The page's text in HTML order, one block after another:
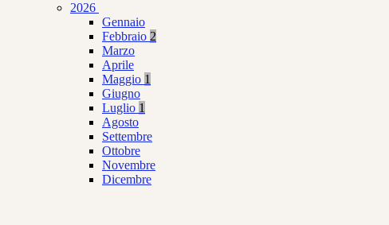
2026
Gennaio
Febbraio 2
Marzo
Aprile
Maggio 1
Giugno
Luglio 1
Agosto
Settembre
Ottobre
Novembre
Dicembre